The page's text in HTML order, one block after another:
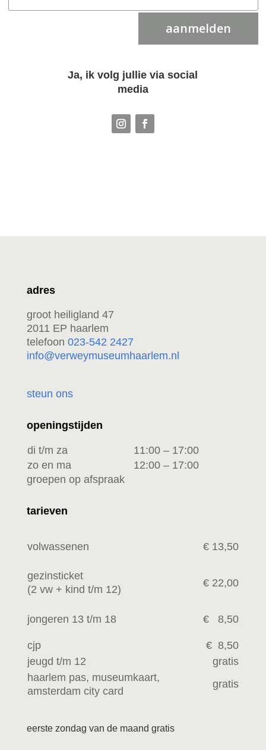
aanmelden
Ja, ik volg jullie via social
media
adres
groot heiligland 47
2011 EP haarlem
telefoon 023-542 2427
info@verweymuseumhaarlem.nl
steun ons
openingstijden
di t/m za
11:00 – 17:00
zo en ma
12:00 – 17:00
groepen op afspraak
tarieven
volwassenen € 13,50
gezinsticket
(2 vw + kind t/m 12)
€ 22,00
jongeren 13 t/m 18 € 8,50
cjp
€ 8,50
jeugd t/m 12
gratis
haarlem pas, museumkaart,
amsterdam city card
gratis
eerste zondag van de maand gratis